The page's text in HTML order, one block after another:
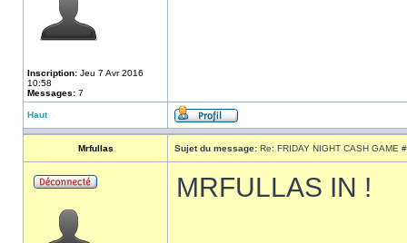
Inscription: Jeu 7 Avr 2016
10:58
Messages: 7
Haut
Mrfullas Sujet du message: Re: FRIDAY NIGHT CASH GAME
MRFULLAS IN !